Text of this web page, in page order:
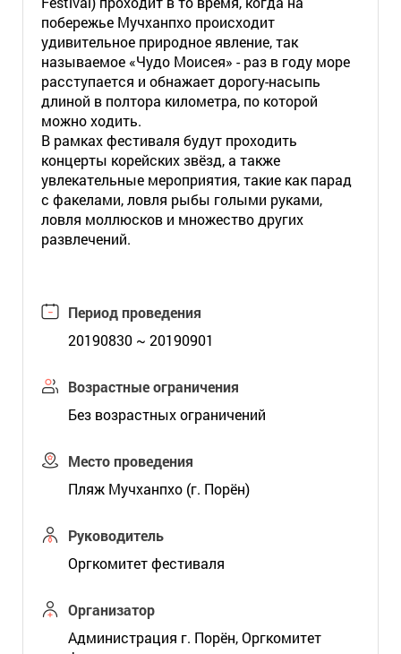
побережье Мучханпхо происходит
удивительное природное явление, так
называемое «Чудо Моисея» - раз в году море
расступается и обнажает дорогу-насыпь
длиной в полтора километра, по которой
можно ходить.
В рамках фестиваля будут проходить
концерты корейских звёзд, а также
увлекательные мероприятия, такие как парад
с факелами, ловля рыбы голыми руками,
ловля моллюсков и множество других
развлечений.
Период проведения
20190830 ~ 20190901
Возрастные ограничения
Без возрастных ограничений
Место проведения
Пляж Мучханпхо (г. Порён)
Руководитель
Оргкомитет фестиваля
Организатор
Администрация г. Порён, Оргкомитет